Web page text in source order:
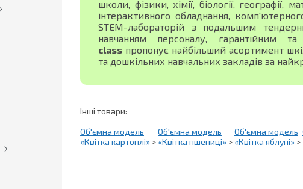
школи, фізики, хімії, біології,
інтерактивного обладнання,
STEM-лабораторій з подальшим
навчанням персоналу, гарантійним та
class пропонує найбільший асортимент
та дошкільних навчальних закладів за
Інші товари:
Об'ємна модель
«Квітка картоплі» >
Об'ємна модель
«Квітка пшениці» >
Об'ємна модель
«Квітка яблуні» >